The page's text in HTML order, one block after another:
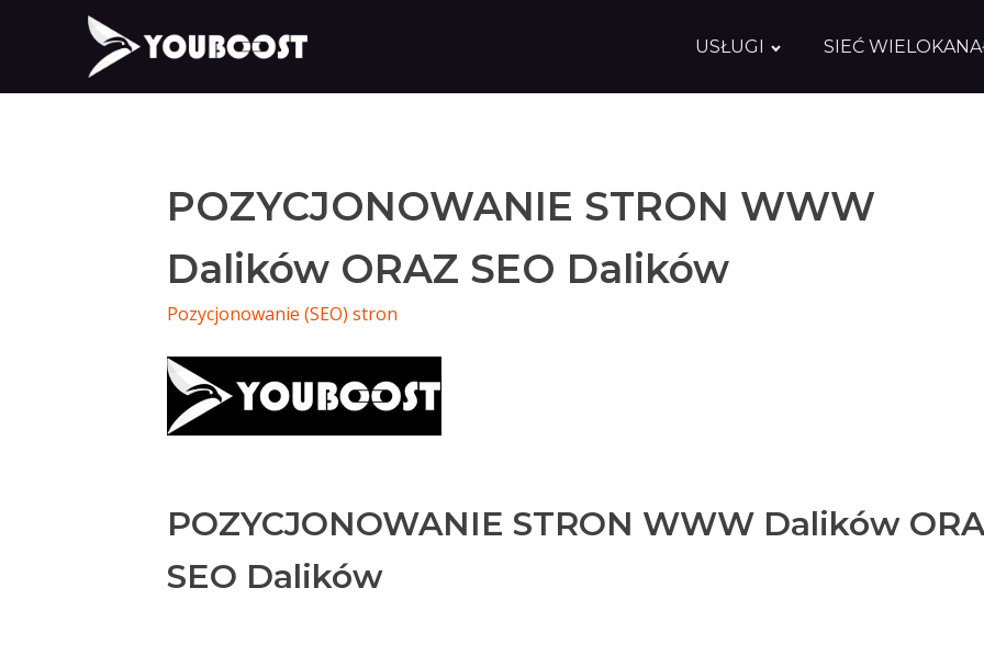
USŁUGI SIEĆ
POZYCJONOWANIE STRON WWW
Dalików ORAZ SEO Dalików
Pozycjonowanie (SEO) stron
POZYCJONOWANIE STRON WWW Dalików
SEO Dalików